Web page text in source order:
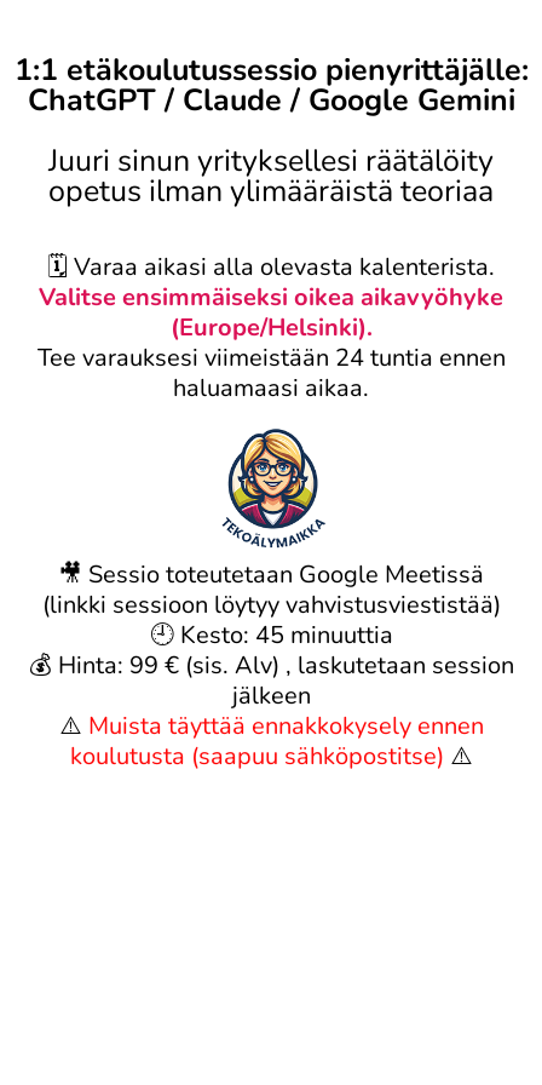
1:1 etäkoulutussessio pienyrittäjälle:
ChatGPT / Claude / Google Gemini
Juuri sinun yrityksellesi räätälöity
opetus ilman ylimääräistä teoriaa
🗓️ Varaa aikasi alla olevasta kalenterista.
Valitse ensimmäiseksi oikea aikavyöhyke
(Europe/Helsinki).
Tee varauksesi viimeistään 24 tuntia ennen
haluamaasi aikaa.
🎥 Sessio toteutetaan Google Meetissä
(linkki sessioon löytyy vahvistusviestistää)
🕘 Kesto: 45 minuuttia
💰 Hinta: 99 € (sis. Alv) , laskutetaan session
jälkeen
⚠️ Muista täyttää ennakkokysely ennen
koulutusta (saapuu sähköpostitse) ⚠️